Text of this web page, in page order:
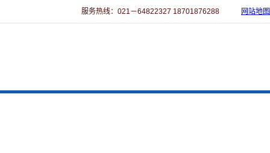
服务热线：021－64822327 18701876288 网站地图